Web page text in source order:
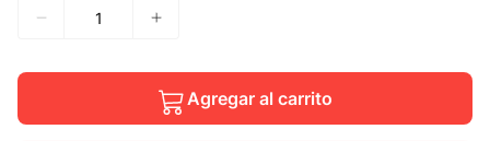
Agregar al carrito